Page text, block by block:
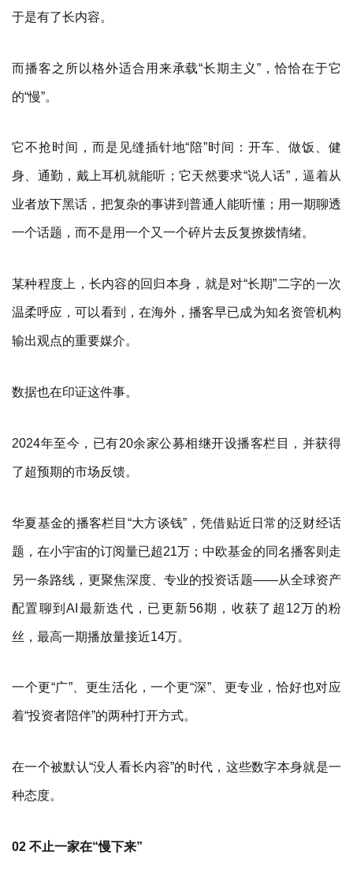
于是有了长内容。
而播客之所以格外适合用来承载“长期主义”，恰恰在于它
的“慢”。
它不抢时间，而是见缝插针地“陪”时间：开车、做饭、健
身、通勤，戴上耳机就能听；它天然要求“说人话”，逼着从
业者放下黑话，把复杂的事讲到普通人能听懂；用一期聊透
一个话题，而不是用一个又一个碎片去反复撩拨情绪。
某种程度上，长内容的回归本身，就是对“长期”二字的一次
温柔呼应，可以看到，在海外，播客早已成为知名资管机构
输出观点的重要媒介。
数据也在印证这件事。
2024年至今，已有20余家公募相继开设播客栏目，并获得
了超预期的市场反馈。
华夏基金的播客栏目“大方谈钱”，凭借贴近日常的泛财经话
题，在小宇宙的订阅量已超21万；中欧基金的同名播客则走
另一条路线，更聚焦深度、专业的投资话题——从全球资产
配置聊到AI最新迭代，已更新56期，收获了超12万的粉
丝，最高一期播放量接近14万。
一个更“广”、更生活化，一个更“深”、更专业，恰好也对应
着“投资者陪伴”的两种打开方式。
在一个被默认“没人看长内容”的时代，这些数字本身就是一
种态度。
02 不止一家在“慢下来”